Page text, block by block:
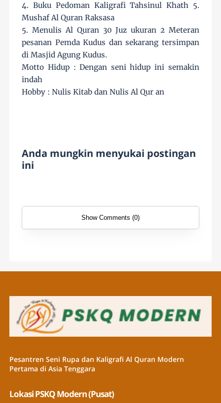
4. Buku Pedoman Kaligrafi Tahsinul Khath 5.
Mushaf Al Quran Raksasa
5. Menulis Al Quran 30 Juz ukuran 2 Meteran
pesanan Pemda Kudus dan sekarang tersimpan
di Masjid Agung Kudus.
Motto Hidup : Dengan seni hidup ini semakin
indah
Hobby : Nulis Kitab dan Nulis Al Qur an
Anda mungkin menyukai postingan
ini
Show Comments (0)
Pesantren Seni Rupa dan Kaligrafi Al Quran Modern
Pertama di Asia Tenggara
Lokasi PSKQ Modern (Pusat)